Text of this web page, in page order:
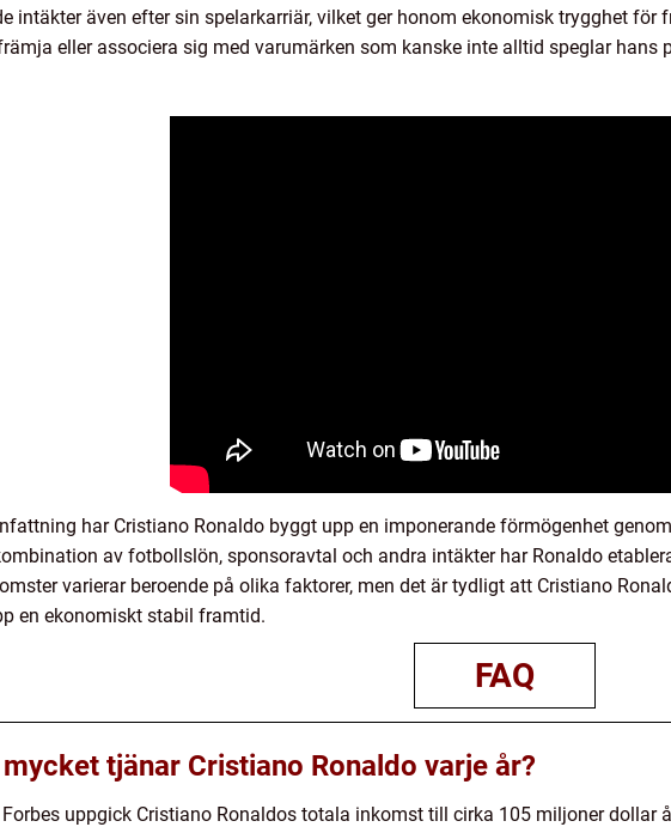
intäkter även efter sin spelarkarriär, vilket ger honom ekonomisk trygghet
eller associera sig med varumärken som kanske inte alltid speglar hans
har Cristiano Ronaldo byggt upp en imponerande förmögenhet
av fotbollslön, sponsoravtal och andra intäkter har Ronaldo
varierar beroende på olika faktorer, men det är tydligt att Cristiano
en ekonomiskt stabil framtid.
FAQ
tjänar Cristiano Ronaldo varje år?
uppgick Cristiano Ronaldos totala inkomst till cirka 105 miljoner dollar